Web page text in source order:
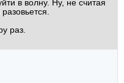
в волну. Ну, не считая
раз.